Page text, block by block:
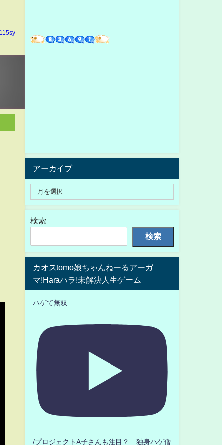
アーカイブ
検索
検索
カオスtomo娘ちゃんねーるアーガ
マ!Haraハラ!未解決人生ゲーム
ハゲて無双
/プロジェクトA子さんも注目？ 独身ハゲ僧